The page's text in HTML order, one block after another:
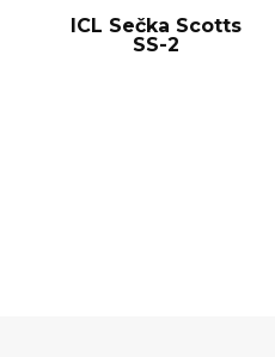
ICL Sečka Scotts
SS-2